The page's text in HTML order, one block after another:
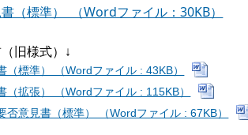
（標準） （Wordファイル：30KB）
旧様式）↓
（標準） （Wordファイル : 43KB）
（拡張） （Wordファイル : 115KB）
否意見書（標準） （Wordファイル : 67KB）